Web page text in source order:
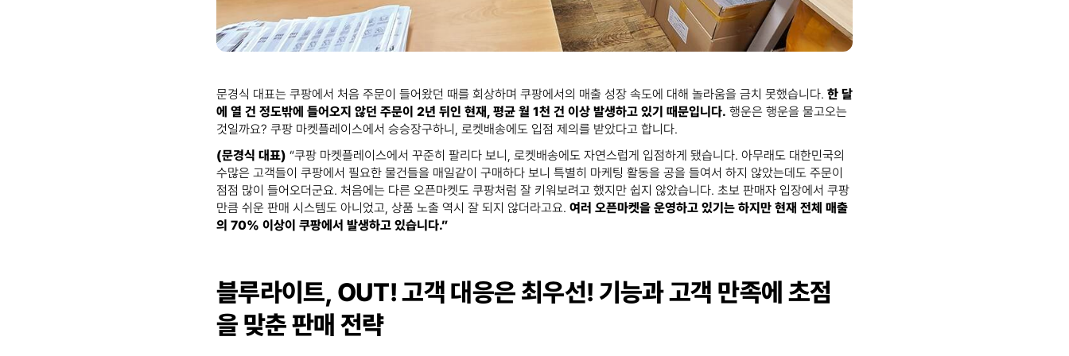
문경식 대표는 쿠팡에서 처음 주문이 들어왔던 때를 회상하며 쿠팡에서의 매출 성장 속도에 대해 놀라움을 금치 못했습니다. 한 달
에 열 건 정도밖에 들어오지 않던 주문이 2년 뒤인 현재, 평균 월 1천 건 이상 발생하고 있기 때문입니다. 행운은 행운을 물고오는
것일까요? 쿠팡 마켓플레이스에서 승승장구하니, 로켓배송에도 입점 제의를 받았다고 합니다.
(문경식 대표) “쿠팡 마켓플레이스에서 꾸준히 팔리다 보니, 로켓배송에도 자연스럽게 입점하게 됐습니다. 아무래도 대한민국의
수많은 고객들이 쿠팡에서 필요한 물건들을 매일같이 구매하다 보니 특별히 마케팅 활동을 공을 들여서 하지 않았는데도 주문이
점점 많이 들어오더군요. 처음에는 다른 오픈마켓도 쿠팡처럼 잘 키워보려고 했지만 쉽지 않았습니다. 초보 판매자 입장에서 쿠팡
만큼 쉬운 판매 시스템도 아니었고, 상품 노출 역시 잘 되지 않더라고요. 여러 오픈마켓을 운영하고 있기는 하지만 현재 전체 매출
의 70% 이상이 쿠팡에서 발생하고 있습니다.”
블루라이트, OUT! 고객 대응은 최우선! 기능과 고객 만족에 초점
을 맞춘 판매 전략